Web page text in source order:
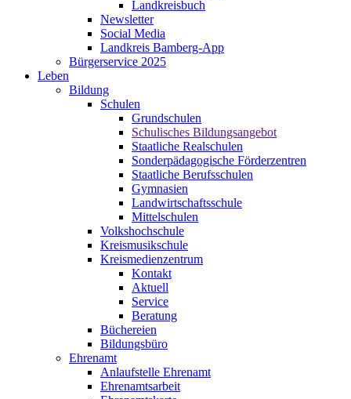
Landkreisbuch
Newsletter
Social Media
Landkreis Bamberg-App
Bürgerservice 2025
Leben
Bildung
Schulen
Grundschulen
Schulisches Bildungsangebot
Staatliche Realschulen
Sonderpädagogische Förderzentren
Staatliche Berufsschulen
Gymnasien
Landwirtschaftsschule
Mittelschulen
Volkshochschule
Kreismusikschule
Kreismedienzentrum
Kontakt
Aktuell
Service
Beratung
Büchereien
Bildungsbüro
Ehrenamt
Anlaufstelle Ehrenamt
Ehrenamtsarbeit